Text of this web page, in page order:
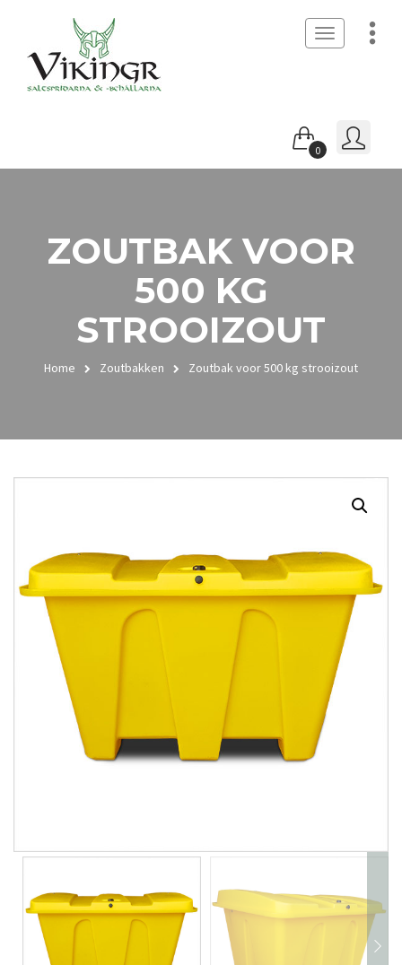
Toggle
navigation
0
ZOUTBAK VOOR
500 KG
STROOIZOUT
Home Zoutbakken Zoutbak voor 500 kg strooizout